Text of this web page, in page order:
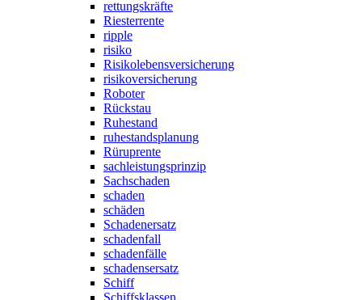
rettungskräfte
Riesterrente
ripple
risiko
Risikolebensversicherung
risikoversicherung
Roboter
Rückstau
Ruhestand
ruhestandsplanung
Rüruprente
sachleistungsprinzip
Sachschaden
schaden
schäden
Schadenersatz
schadenfall
schadenfälle
schadensersatz
Schiff
Schiffsklassen